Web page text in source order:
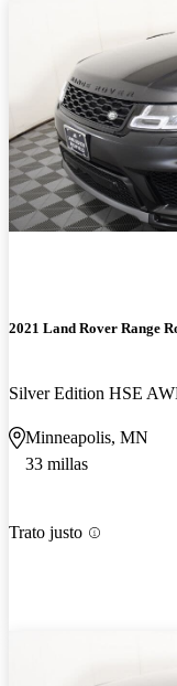
2021 Land Rover Range
Silver Edition HSE
Minneapolis, MN
33 millas
Trato justo